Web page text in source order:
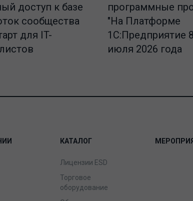
доступ к базе
сообщества
для IT-
программные
"На Платформе
1С:Предприятие
июля 2026 года
КАТАЛОГ
Лицензии ESD
Торговое
оборудование